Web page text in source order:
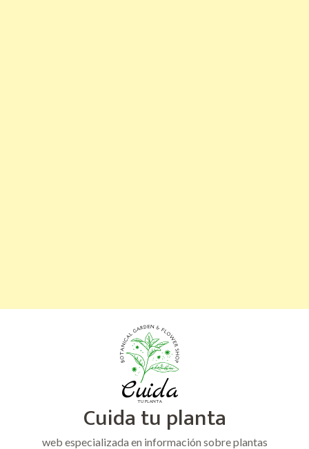
Cuida tu planta
web especializada en información sobre plantas